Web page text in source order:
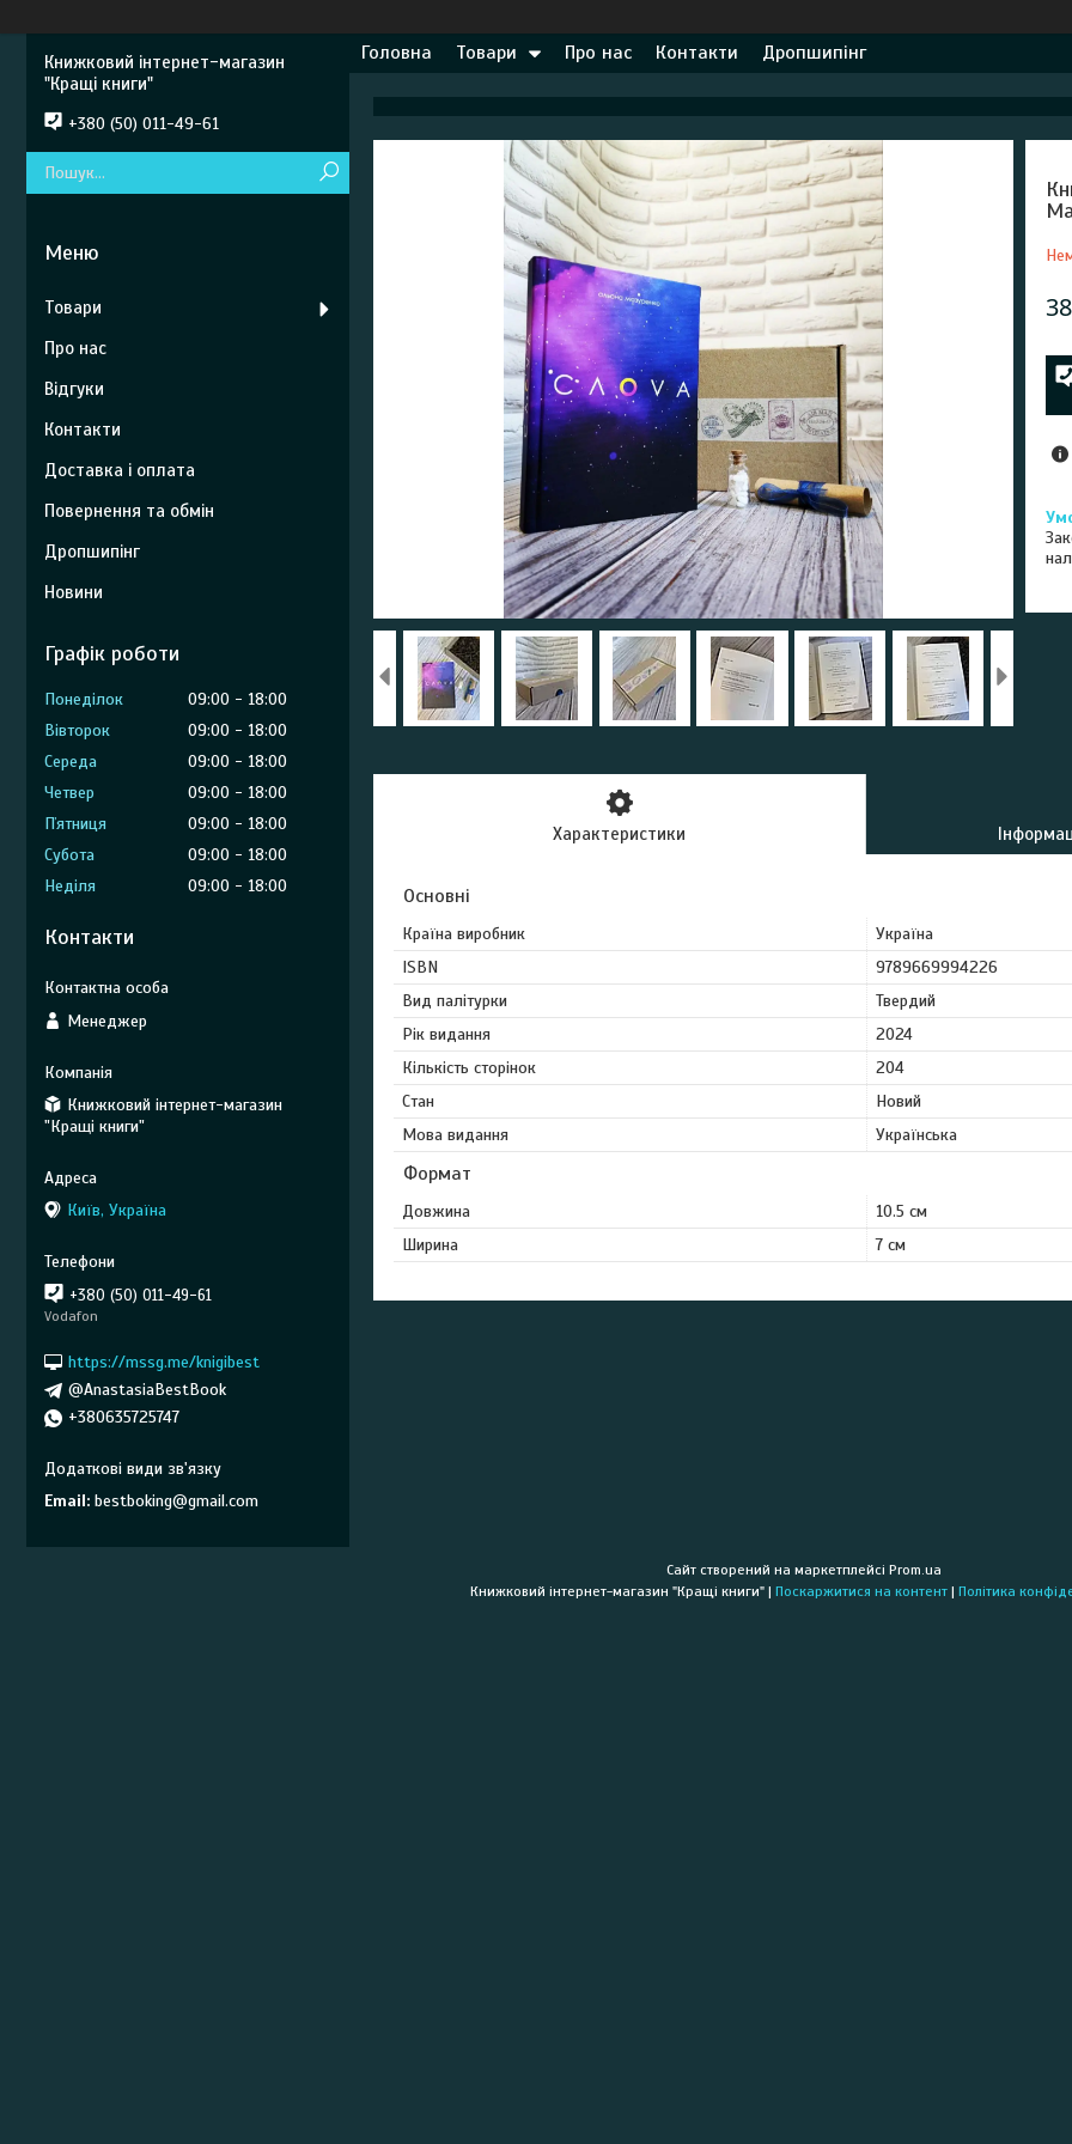
Головна Товари Про нас Контакти Дропшипінг
Характеристики
Основні
Країна виробник
Україна
ISBN
9789669994226
Вид палітурки
Твердий
Рік видання
2024
Кількість сторінок
204
Стан
Новий
Мова видання
Українська
Формат
Довжина
10.5 см
Ширина
7 см
Книжковий інтернет-магазин
"Кращі книги"
+380 (50) 011-49-61
Товари
Про нас
Відгуки
Контакти
Доставка і оплата
Повернення та обмін
Дропшипінг
Новини
Графік роботи
Понеділок 09:00
18:00
Вівторок
09:00
18:00
Середа
09:00
18:00
Четвер
09:00
18:00
Пʼятниця
09:00
18:00
Субота
09:00
18:00
Неділя
09:00 18:00
Контакти
Менеджер
Книжковий інтернет-магазин
"Кращі книги"
Київ, Україна
+380 (50) 011-49-61
Vodafon
https://mssg.me/knigibest
@AnastasiaBestBook
+380635725747
Email bestboking@gmail.com
Сайт створений на маркетплейсі Prom.ua
Книжковий інтернет-магазин "Кращі книги" | Поскаржитися на контент | Політика